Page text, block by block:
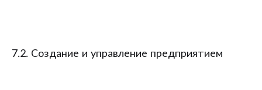
7.2. Создание и управление предприятием